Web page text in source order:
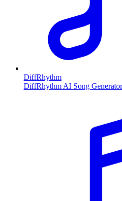
DiffRhythm
DiffRhythm AI Song Generator